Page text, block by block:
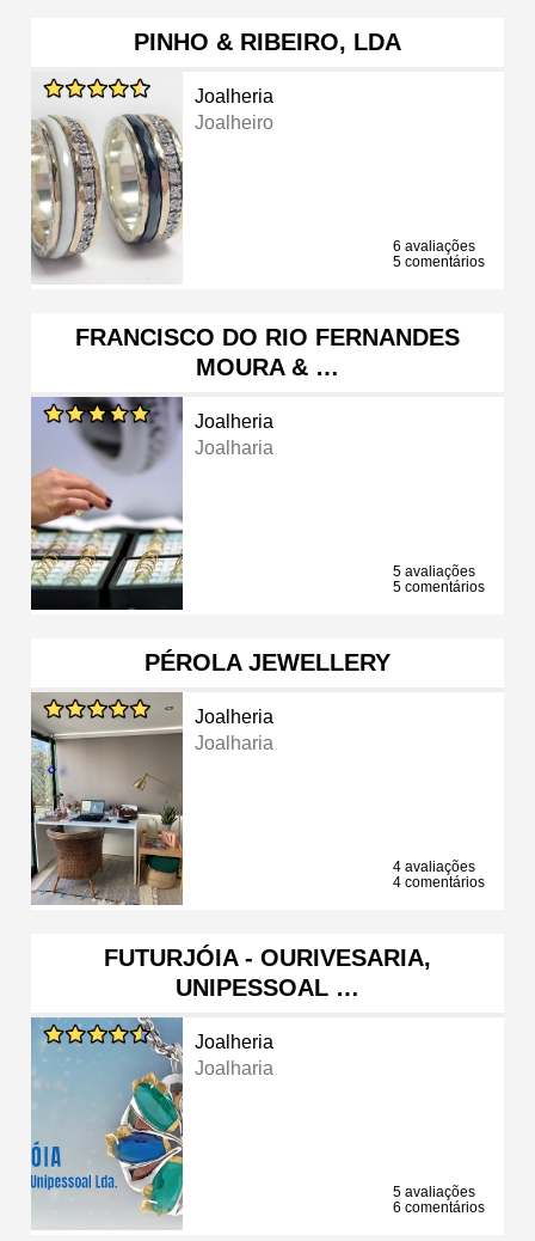
PINHO & RIBEIRO, LDA
Joalheria
Joalheiro
6 avaliações
5 comentários
FRANCISCO DO RIO FERNANDES
MOURA & …
Joalheria
Joalharia
5 avaliações
5 comentários
PÉROLA JEWELLERY
Joalheria
Joalharia
4 avaliações
4 comentários
FUTURJÓIA - OURIVESARIA,
UNIPESSOAL …
Joalheria
Joalharia
5 avaliações
6 comentários